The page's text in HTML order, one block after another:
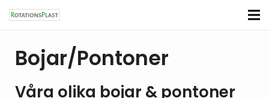
Bojar/Pontoner
Våra olika bojar & pontoner